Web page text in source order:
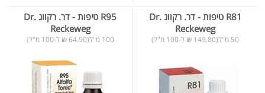
R81 טיפות - דר. רקווג Dr.
Reckeweg
50 מ"ל(149.80 ₪ ל-100 מ"ל)
R95 טיפות - דר. רקווג Dr.
Reckeweg
100 מ"ל(64.90 ₪ ל-100 מ"ל)